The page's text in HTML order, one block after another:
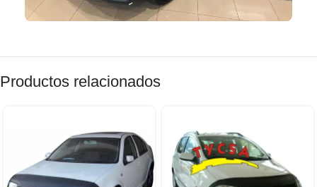
Productos relacionados